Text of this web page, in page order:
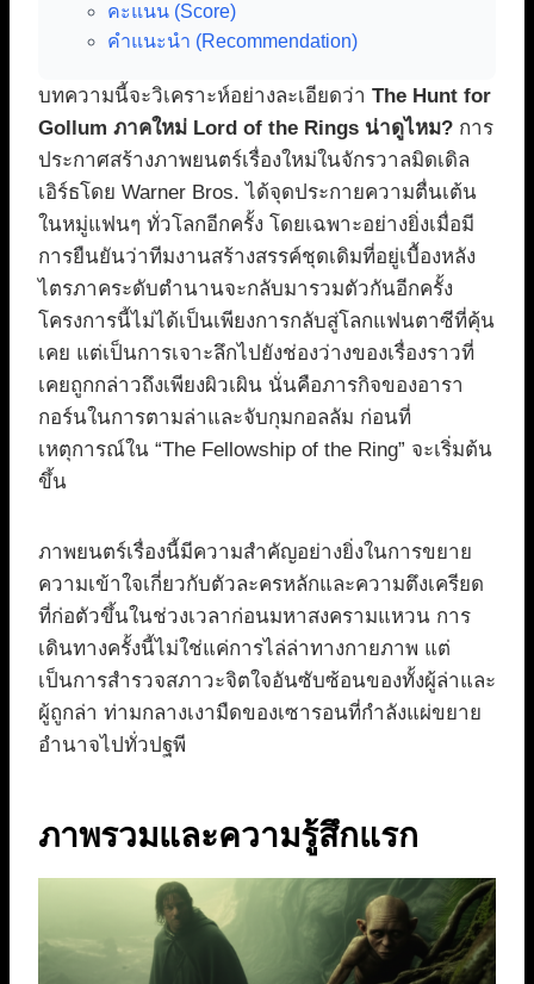
คะแนน (Score)
คำแนะนำ (Recommendation)
บทความนี้จะวิเคราะห์อย่างละเอียดว่า The Hunt for
Gollum ภาคใหม่ Lord of the Rings น่าดูไหม? การ
ประกาศสร้างภาพยนตร์เรื่องใหม่ในจักรวาลมิดเดิล
เอิร์ธโดย Warner Bros. ได้จุดประกายความตื่นเต้น
ในหมู่แฟนๆ ทั่วโลกอีกครั้ง โดยเฉพาะอย่างยิ่งเมื่อมี
การยืนยันว่าทีมงานสร้างสรรค์ชุดเดิมที่อยู่เบื้องหลัง
ไตรภาคระดับตำนานจะกลับมารวมตัวกันอีกครั้ง
โครงการนี้ไม่ได้เป็นเพียงการกลับสู่โลกแฟนตาซีที่คุ้น
เคย แต่เป็นการเจาะลึกไปยังช่องว่างของเรื่องราวที่
เคยถูกกล่าวถึงเพียงผิวเผิน นั่นคือภารกิจของอารา
กอร์นในการตามล่าและจับกุมกอลลัม ก่อนที่
เหตุการณ์ใน “The Fellowship of the Ring” จะเริ่มต้น
ขึ้น
ภาพยนตร์เรื่องนี้มีความสำคัญอย่างยิ่งในการขยาย
ความเข้าใจเกี่ยวกับตัวละครหลักและความตึงเครียด
ที่ก่อตัวขึ้นในช่วงเวลาก่อนมหาสงครามแหวน การ
เดินทางครั้งนี้ไม่ใช่แค่การไล่ล่าทางกายภาพ แต่
เป็นการสำรวจสภาวะจิตใจอันซับซ้อนของทั้งผู้ล่าและ
ผู้ถูกล่า ท่ามกลางเงามืดของเซารอนที่กำลังแผ่ขยาย
อำนาจไปทั่วปฐพี
ภาพรวมและความรู้สึกแรก